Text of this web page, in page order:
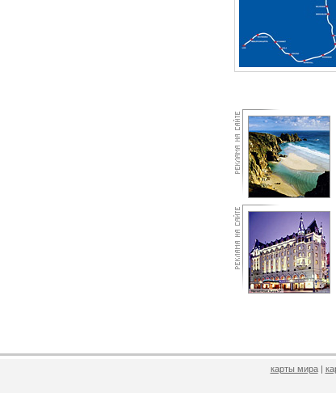
карты мира|